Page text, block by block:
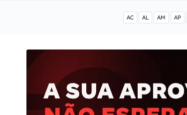
AC AL AM AP